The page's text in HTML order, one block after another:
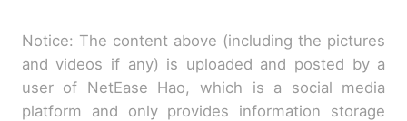
Notice: The content above (including the pictures
and videos if any) is uploaded and posted by a
user of NetEase Hao, which is a social media
platform and only provides information storage